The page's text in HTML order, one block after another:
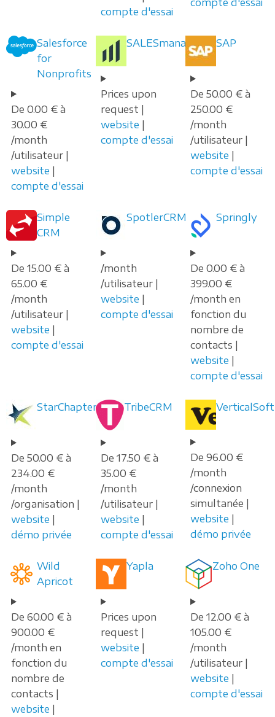
compte d'essai
Salesforce
for
Nonprofits
De 0.00 € à
30.00 €
/month
/utilisateur |
website |
compte d'essai
SALESmanago
Prices upon
request |
website |
compte d'essai
SAP
De 50.00 € à
250.00 €
/month
/utilisateur |
website |
compte d'essai
Simple
CRM
De 15.00 € à
65.00 €
/month
/utilisateur |
website |
compte d'essai
SpotlerCRM
/month
/utilisateur |
website |
compte d'essai
Springly
De 0.00 € à
399.00 €
/month en
fonction du
nombre de
contacts |
website |
compte d'essai
StarChapter
De 50.00 € à
234.00 €
/month
/organisation |
website |
démo privée
TribeCRM
De 17.50 € à
35.00 €
/month
/utilisateur |
website |
compte d'essai
VerticalSoft
De 96.00 €
/month
/connexion
simultanée |
website |
démo privée
Wild
Apricot
De 60.00 € à
900.00 €
/month en
fonction du
nombre de
contacts |
website |
Yapla
Prices upon
request |
website |
compte d'essai
Zoho One
De 12.00 € à
105.00 €
/month
/utilisateur |
website |
compte d'essai